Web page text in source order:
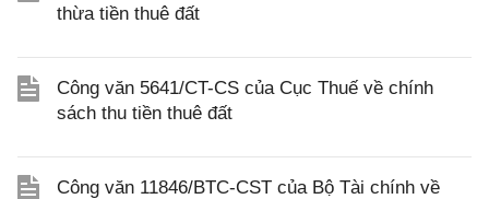
thừa tiền thuê đất
Công văn 5641/CT-CS của Cục Thuế về chính
sách thu tiền thuê đất
Công văn 11846/BTC-CST của Bộ Tài chính về